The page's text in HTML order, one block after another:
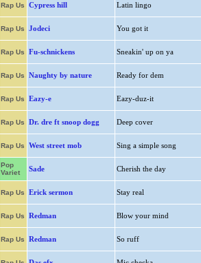
Rap Us Cypress hill Latin lingo
Rap Us Jodeci You got it
Rap Us Fu-schnickens Sneakin' up on ya
Rap Us Naughty by nature Ready for dem
Rap Us Eazy-e Eazy-duz-it
Rap Us Dr. dre ft snoop dogg Deep cover
Rap Us West street mob Sing a simple song
Pop
Variet
Sade Cherish the day
Rap Us Erick sermon Stay real
Rap Us Redman Blow your mind
Rap Us Redman So ruff